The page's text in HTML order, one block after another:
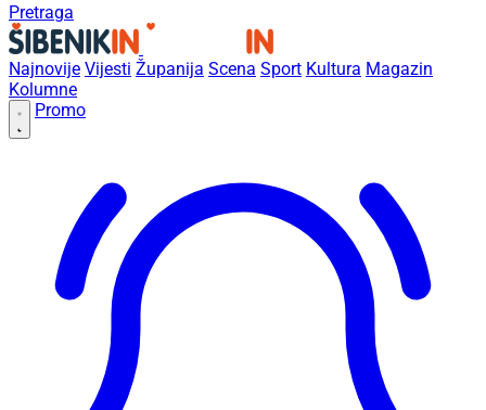
Pretraga
Najnovije Vijesti Županija Scena Sport Kultura Magazin
Kolumne
Promo